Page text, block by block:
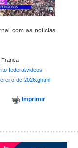
com as notícias
Franca
federal/videos-
de-2026.ghtml
Imprimir